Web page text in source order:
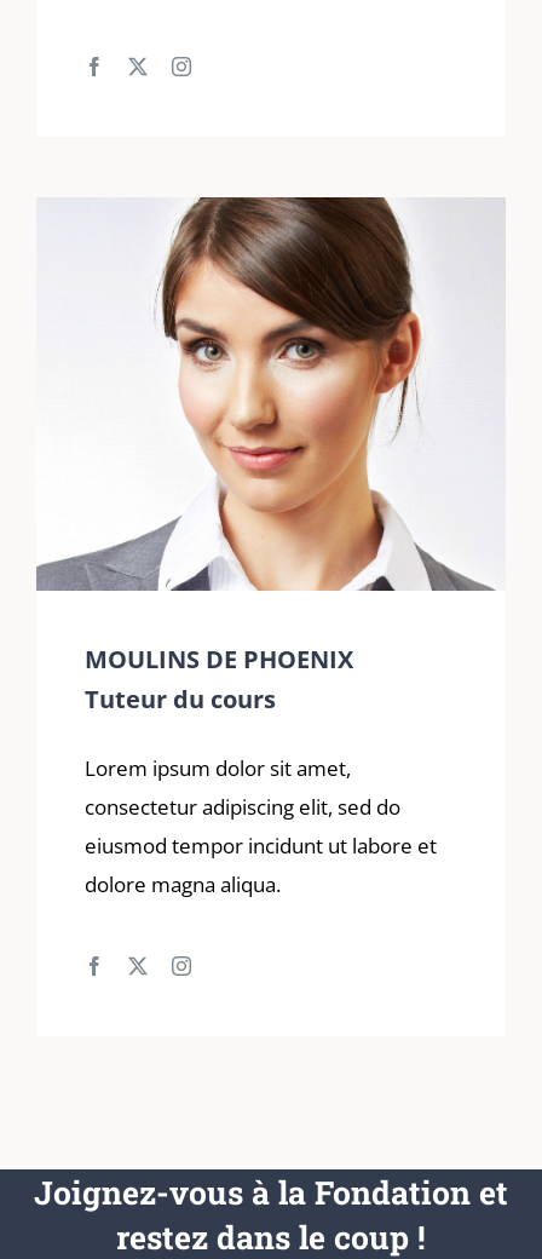
MOULINS DE PHOENIX
Tuteur du cours
Lorem ipsum dolor sit amet,
consectetur adipiscing elit, sed do
eiusmod tempor incidunt ut labore et
dolore magna aliqua.
Joignez-vous à la Fondation et
restez dans le coup !